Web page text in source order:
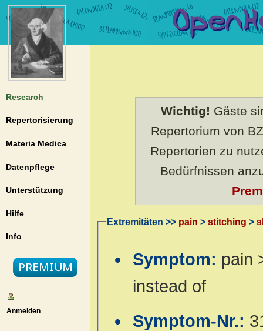
Research
Repertorisierung
Materia Medica
Datenpflege
Unterstützung
Hilfe
Info
Anmelden
Wichtig! Gäste
Repertorium von
Repertorien zu
Bedürfnissen
Extremitäten >> pain > stitching >
Symptom: pain
instead of
Symptom-Nr.: